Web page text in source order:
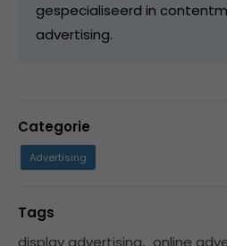
gespecialiseerd in
advertising.
Categorie
Advertising
Tags